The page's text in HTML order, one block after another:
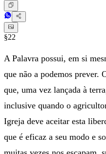
§22
A Palavra possui, em si
que não a podemos prever.
que, uma vez lançada à
inclusive quando o
Igreja deve aceitar esta
que é eficaz a seu modo e